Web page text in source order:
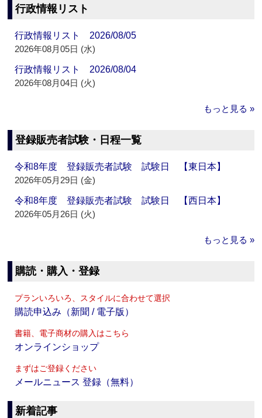
行政情報リスト
行政情報リスト 2026/08/05
2026年08月05日 (水)
行政情報リスト 2026/08/04
2026年08月04日 (火)
もっと見る »
登録販売者試験・日程一覧
令和8年度 登録販売者試験 試験日 【東日本】
2026年05月29日 (金)
令和8年度 登録販売者試験 試験日 【西日本】
2026年05月26日 (火)
もっと見る »
購読・購入・登録
プランいろいろ、スタイルに合わせて選択
購読申込み（新聞 / 電子版）
書籍、電子商材の購入はこちら
オンラインショップ
まずはご登録ください
メールニュース 登録（無料）
新着記事